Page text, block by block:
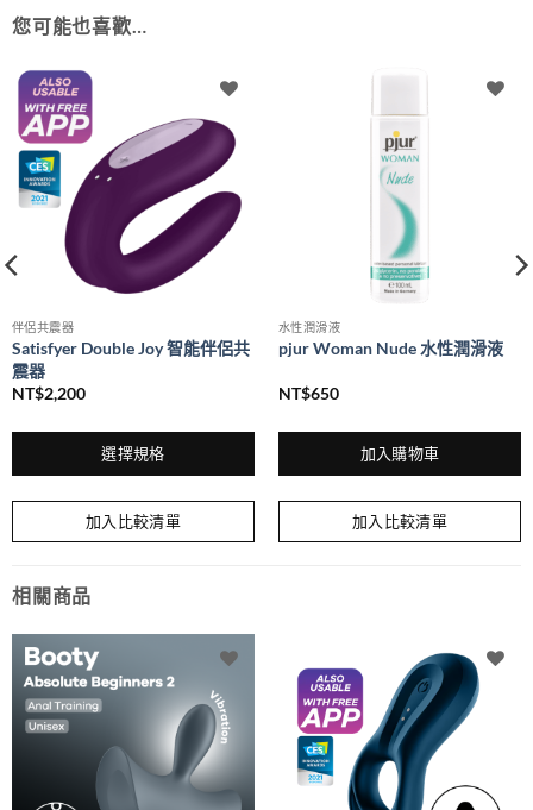
您可能也喜歡…
伴侶共震器
Satisfyer Double Joy 智能伴侶共
震器
NT$2,200
選擇規格
多
種
款
式。
可
在
產
加入比較清單
水性潤滑液
pjur Woman Nude 水性潤滑液
NT$650
加入購物車
加入比較清單
相關商品